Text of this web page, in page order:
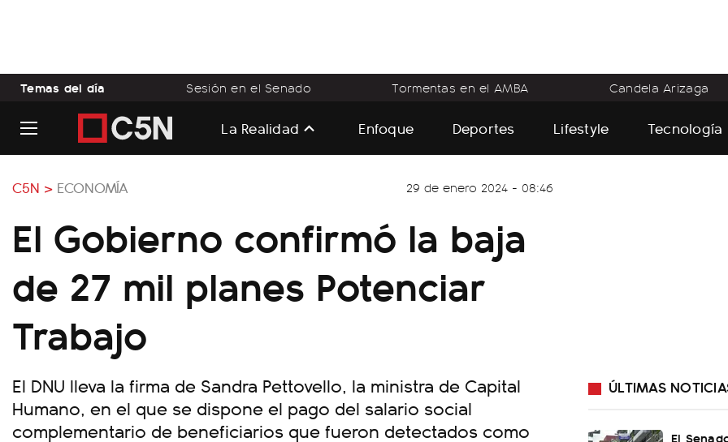
Temas del día Sesión en el Senado Tormentas en el AMBA Candela Arizaga
La Realidad Enfoque Deportes Lifestyle Tecnología
C5N > ECONOMÍA 29 de enero 2024 - 08:46
El Gobierno confirmó la baja
de 27 mil planes Potenciar
Trabajo
El DNU lleva la firma de Sandra Pettovello, la ministra de Capital
Humano, en el que se dispone el pago del salario social
complementario de beneficiarios que fueron detectados como
ÚLTIMAS
El